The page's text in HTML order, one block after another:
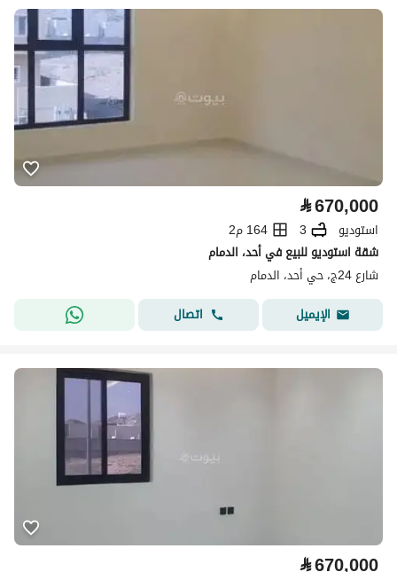
⃁670,000
استوديو 3
164 م2
شقة استوديو للبيع في أحد، الدمام
شارع 24ج، حي أحد، الدمام
الإيميل
اتصال
⃁670,000